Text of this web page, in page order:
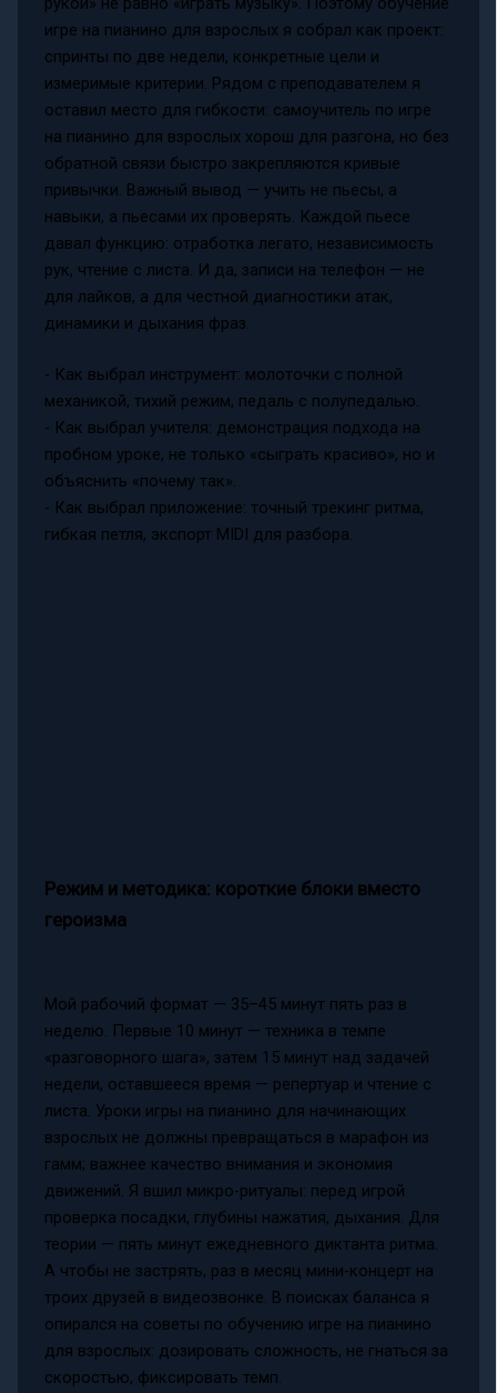
игре на пианино для взрослых я собрал как проект:
спринты по две недели, конкретные цели и
измеримые критерии. Рядом с преподавателем я
оставил место для гибкости: самоучитель по игре
на пианино для взрослых хорош для разгона, но без
обратной связи быстро закрепляются кривые
привычки. Важный вывод — учить не пьесы, а
навыки, а пьесами их проверять. Каждой пьесе
давал функцию: отработка легато, независимость
рук, чтение с листа. И да, записи на телефон — не
для лайков, а для честной диагностики атак,
динамики и дыхания фраз.
- Как выбрал инструмент: молоточки с полной
механикой, тихий режим, педаль с полупедалью.
- Как выбрал учителя: демонстрация подхода на
пробном уроке, не только «сыграть красиво», но и
объяснить «почему так».
- Как выбрал приложение: точный трекинг ритма,
гибкая петля, экспорт MIDI для разбора.
Режим и методика: короткие блоки вместо
героизма
Мой рабочий формат — 35–45 минут пять раз в
неделю. Первые 10 минут — техника в темпе
«разговорного шага», затем 15 минут над задачей
недели, оставшееся время — репертуар и чтение с
листа. Уроки игры на пианино для начинающих
взрослых не должны превращаться в марафон из
гамм; важнее качество внимания и экономия
движений. Я вшил микро-ритуалы: перед игрой
проверка посадки, глубины нажатия, дыхания. Для
теории — пять минут ежедневного диктанта ритма.
А чтобы не застрять, раз в месяц мини-концерт на
троих друзей в видеозвонке. В поисках баланса я
опирался на советы по обучению игре на пианино
для взрослых: дозировать сложность, не гнаться за
скоростью, фиксировать темп.